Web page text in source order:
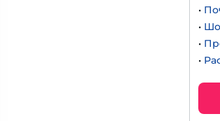
•
•
•
•